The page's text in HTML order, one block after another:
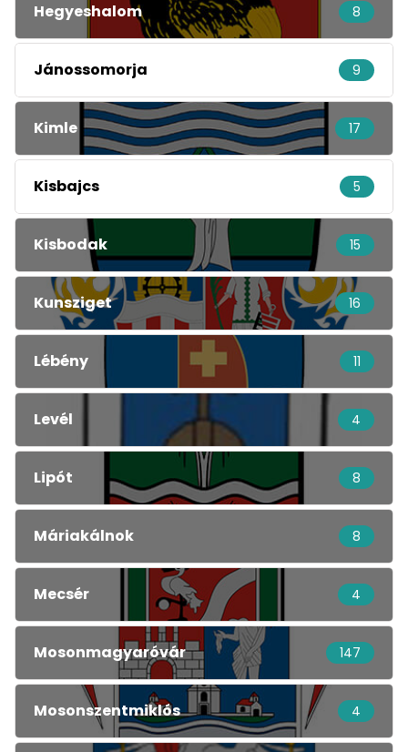
Hegyeshalom 8
Jánossomorja 9
Kimle 17
Kisbajcs 5
Kisbodak 15
Kunsziget 16
Lébény 11
Levél 4
Lipót 8
Máriakálnok 8
Mecsér 4
Mosonmagyaróvár 147
Mosonszentmiklós 4